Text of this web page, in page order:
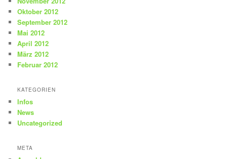
Oktober 2012
September 2012
Mai 2012
April 2012
März 2012
Februar 2012
KATEGORIEN
Infos
News
Uncategorized
META